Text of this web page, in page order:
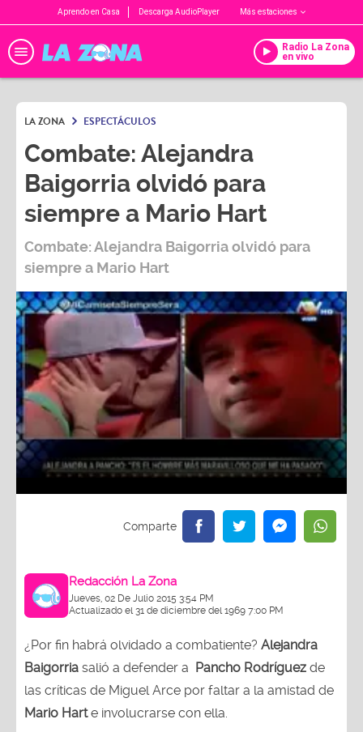
Aprendo en Casa Descarga AudioPlayer Más estaciones
Radio La Zona
en vivo
LA ZONA ESPECTÁCULOS
Combate: Alejandra
Baigorria olvidó para
siempre a Mario Hart
Combate: Alejandra Baigorria olvidó para
siempre a Mario Hart
Redacción La Zona
Jueves, 02 De Julio 2015 3:54 PM
Actualizado el 31 de diciembre del 1969 7:00 PM
¿Por fin habrá olvidado a combatiente? Alejandra
Baigorria salió a defender a Pancho Rodríguez de
las críticas de Miguel Arce por faltar a la amistad de
Mario Harte involucrarse con ella.